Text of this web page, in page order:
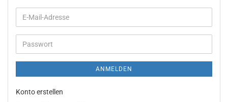
E-
Mail-
Adresse
Passwort
ANMELDEN
Konto erstellen